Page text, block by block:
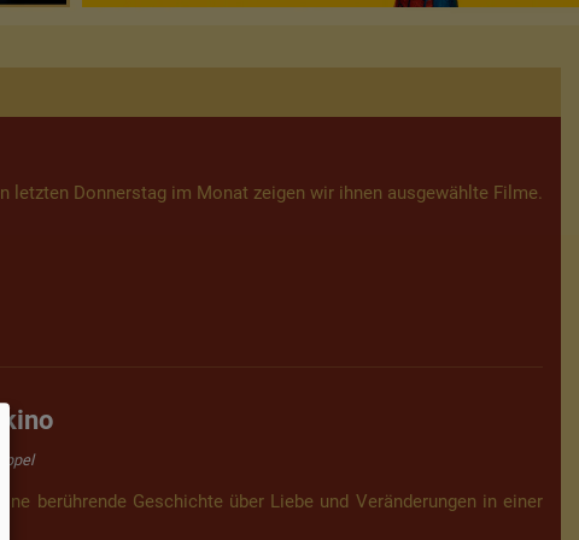
Donnerstag im Monat zeigen wir ihnen ausgewählte Filme.
berührende Geschichte über Liebe und Veränderungen in einer